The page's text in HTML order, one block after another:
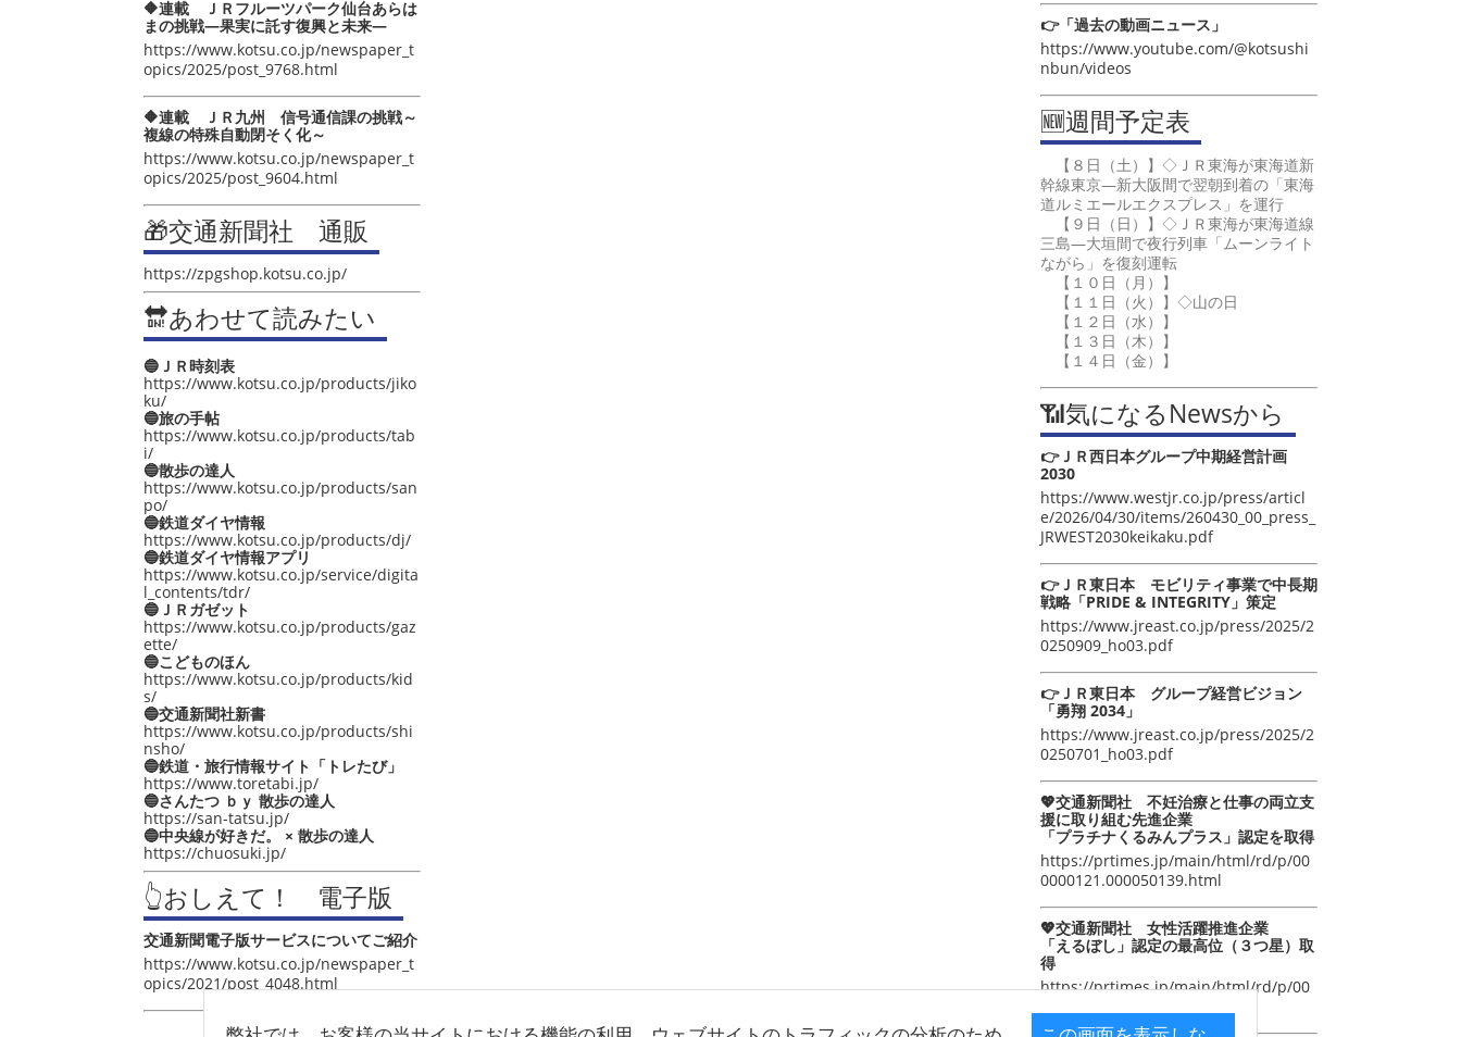
🔶連載 ＪＲフルーツパーク仙台あらは
まの挑戦―果実に託す復興と未来―
https://www.kotsu.co.jp/newspaper_t
opics/2025/post_9768.html
🔶連載 ＪＲ九州 信号通信課の挑戦～
複線の特殊自動閉そく化～
https://www.kotsu.co.jp/newspaper_t
opics/2025/post_9604.html
🎁交通新聞社 通販
https://zpgshop.kotsu.co.jp/
🔛あわせて読みたい
🔵ＪＲ時刻表
https://www.kotsu.co.jp/products/jiko
ku/
🔵旅の手帖
https://www.kotsu.co.jp/products/tab
i/
🔵散歩の達人
https://www.kotsu.co.jp/products/san
po/
🔵鉄道ダイヤ情報
https://www.kotsu.co.jp/products/dj/
🔵鉄道ダイヤ情報アプリ
https://www.kotsu.co.jp/service/digita
l_contents/tdr/
🔵ＪＲガゼット
https://www.kotsu.co.jp/products/gaz
ette/
🔵こどものほん
https://www.kotsu.co.jp/products/kid
s/
🔵交通新聞社新書
https://www.kotsu.co.jp/products/shi
nsho/
🔵鉄道・旅行情報サイト「トレたび」
https://www.toretabi.jp/
🔵さんたつ ｂｙ 散歩の達人
https://san-tatsu.jp/
🔵中央線が好きだ。 × 散歩の達人
https://chuosuki.jp/
👆おしえて！ 電子版
交通新聞電子版サービスについてご紹介
https://www.kotsu.co.jp/newspaper_t
opics/2021/post_4048.html
👉「過去の動画ニュース」
https://www.youtube.com/@kotsushi
nbun/videos
🆕週間予定表
【８日（土）】◇ＪＲ東海が東海道新
幹線東京―新大阪間で翌朝到着の「東海
道ルミエールエクスプレス」を運行
【９日（日）】◇ＪＲ東海が東海道線
三島―大垣間で夜行列車「ムーンライト
ながら」を復刻運転
【１０日（月）】
【１１日（火）】◇山の日
【１２日（水）】
【１３日（木）】
【１４日（金）】
📶気になるNewsから
👉ＪＲ西日本グループ中期経営計画
2030
https://www.westjr.co.jp/press/articl
e/2026/04/30/items/260430_00_press_
JRWEST2030keikaku.pdf
👉ＪＲ東日本 モビリティ事業で中長期
戦略「PRIDE & INTEGRITY」策定
https://www.jreast.co.jp/press/2025/2
0250909_ho03.pdf
👉ＪＲ東日本 グループ経営ビジョン
「勇翔 2034」
https://www.jreast.co.jp/press/2025/2
0250701_ho03.pdf
💖交通新聞社 不妊治療と仕事の両立支
援に取り組む先進企業
「プラチナくるみんプラス」認定を取得
https://prtimes.jp/main/html/rd/p/00
0000121.000050139.html
💖交通新聞社 女性活躍推進企業
「えるぼし」認定の最高位（３つ星）取
得
https://prtimes.jp/main/html/rd/p/00